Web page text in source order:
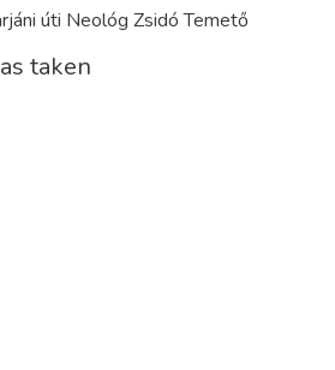
úti Neológ Zsidó Temető
taken